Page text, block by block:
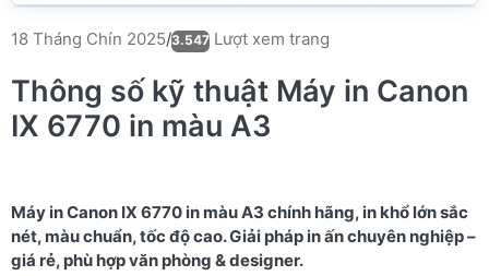
18 Tháng Chín 2025/3.547 Lượt xem trang
Thông số kỹ thuật Máy in Canon
IX 6770 in màu A3
Máy in Canon IX 6770 in màu A3 chính hãng, in khổ lớn sắc
nét, màu chuẩn, tốc độ cao. Giải pháp in ấn chuyên nghiệp –